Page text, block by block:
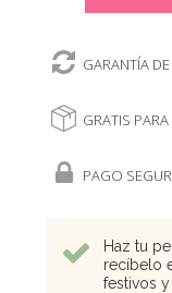
GARANTÍA
GRATIS
PAGO
Haz tu
recíbelo
festivos y